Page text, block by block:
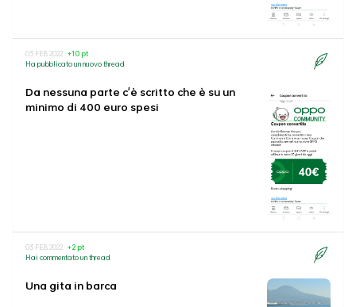
03 FEB 2022 +10 pt
Ha pubblicato un nuovo thread
Da nessuna parte c'è scritto che è su un
minimo di 400 euro spesi
03 FEB 2022 +2 pt
Hai commentato un thread
Una gita in barca